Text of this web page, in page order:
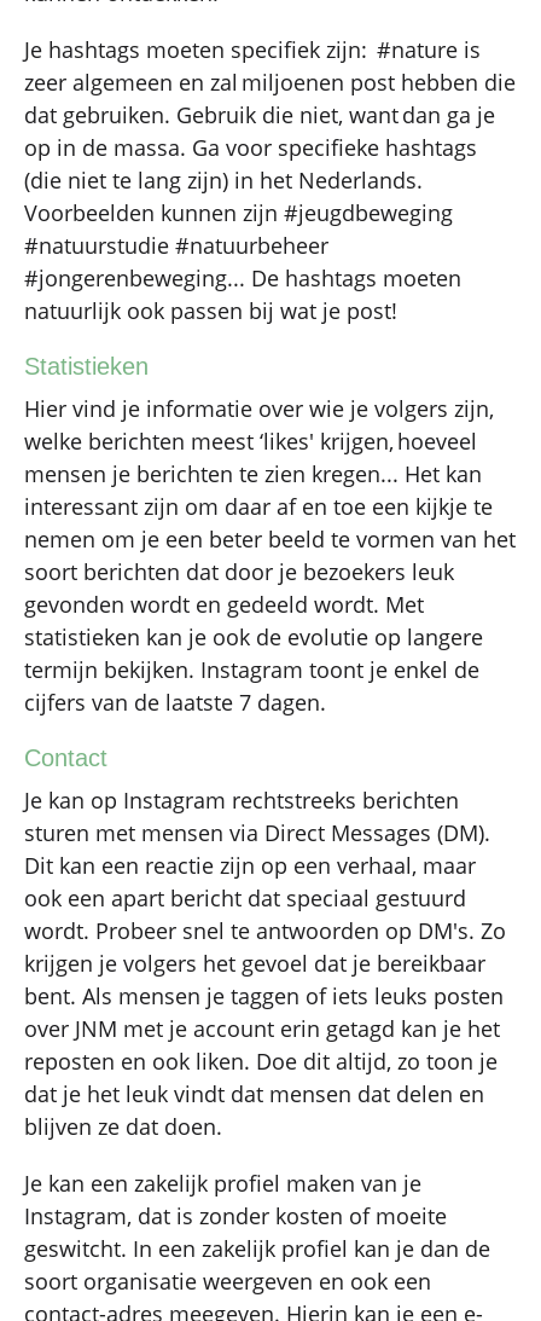
Je hashtags moeten specifiek zijn: #nature is
zeer algemeen en zal miljoenen post hebben die
dat gebruiken. Gebruik die niet, want dan ga je
op in de massa. Ga voor specifieke hashtags
(die niet te lang zijn) in het Nederlands.
Voorbeelden kunnen zijn #jeugdbeweging
#natuurstudie #natuurbeheer
#jongerenbeweging... De hashtags moeten
natuurlijk ook passen bij wat je post!
Statistieken
Hier vind je informatie over wie je volgers zijn,
welke berichten meest ‘likes' krijgen, hoeveel
mensen je berichten te zien kregen... Het kan
interessant zijn om daar af en toe een kijkje te
nemen om je een beter beeld te vormen van het
soort berichten dat door je bezoekers leuk
gevonden wordt en gedeeld wordt. Met
statistieken kan je ook de evolutie op langere
termijn bekijken. Instagram toont je enkel de
cijfers van de laatste 7 dagen.
Contact
Je kan op Instagram rechtstreeks berichten
sturen met mensen via Direct Messages (DM).
Dit kan een reactie zijn op een verhaal, maar
ook een apart bericht dat speciaal gestuurd
wordt. Probeer snel te antwoorden op DM's. Zo
krijgen je volgers het gevoel dat je bereikbaar
bent. Als mensen je taggen of iets leuks posten
over JNM met je account erin getagd kan je het
reposten en ook liken. Doe dit altijd, zo toon je
dat je het leuk vindt dat mensen dat delen en
blijven ze dat doen.
Je kan een zakelijk profiel maken van je
Instagram, dat is zonder kosten of moeite
geswitcht. In een zakelijk profiel kan je dan de
soort organisatie weergeven en ook een
contact-adres meegeven. Hierin kan je een e-